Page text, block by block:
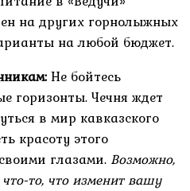
на других горнолыжных
на любой бюджет.
Не бойтесь
горизонты. Чечня ждет
в мир кавказского
красоту этого
глазами. Возможно,
то, что изменит вашу